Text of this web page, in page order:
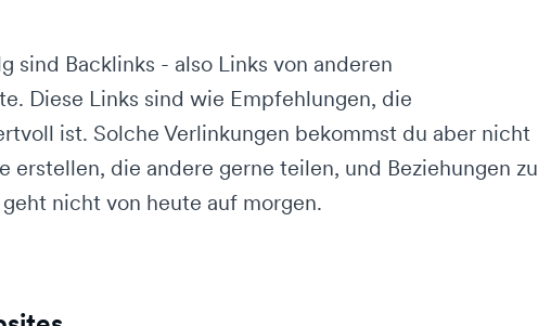
sind Backlinks - also Links von anderen
Diese Links sind wie Empfehlungen, die
ist. Solche Verlinkungen bekommst du aber nicht
die andere gerne teilen, und Beziehungen zu
nicht von heute auf morgen.